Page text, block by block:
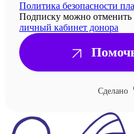
Политика безопасности
Подписку можно отменить
личный кабинет донора
Сделано